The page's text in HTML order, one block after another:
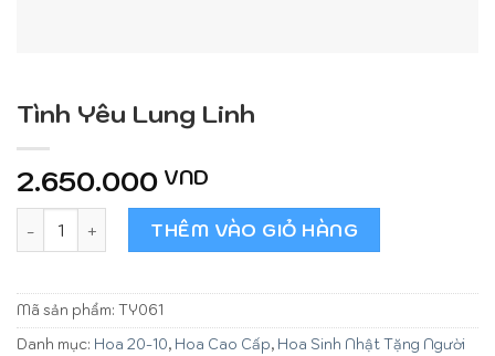
Tình Yêu Lung Linh
2.650.000 VND
Tình Yêu Lung Linh số lượngTHÊM VÀO GIỎ HÀNG
Mã sản phẩm: TY061
Danh mục: Hoa 20-10, Hoa Cao Cấp, Hoa Sinh Nhật Tặng Người